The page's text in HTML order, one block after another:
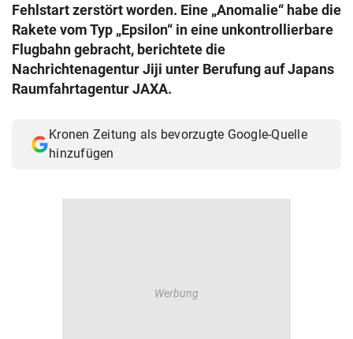
Fehlstart zerstört worden. Eine „Anomalie“ habe die
Rakete vom Typ „Epsilon“ in eine unkontrollierbare
Flugbahn gebracht, berichtete die
Nachrichtenagentur Jiji unter Berufung auf Japans
Raumfahrtagentur JAXA.
Kronen Zeitung als bevorzugte Google-Quelle
hinzufügen